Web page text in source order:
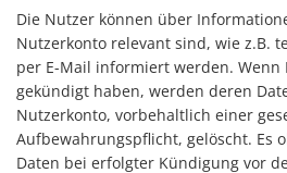
Die Nutzer können über
Nutzerkonto relevant sind, wie z.B.
per E-Mail informiert werden.
gekündigt haben, werden deren
Nutzerkonto, vorbehaltlich einer
Aufbewahrungspflicht, gelöscht. Es
Daten bei erfolgter Kündigung vor